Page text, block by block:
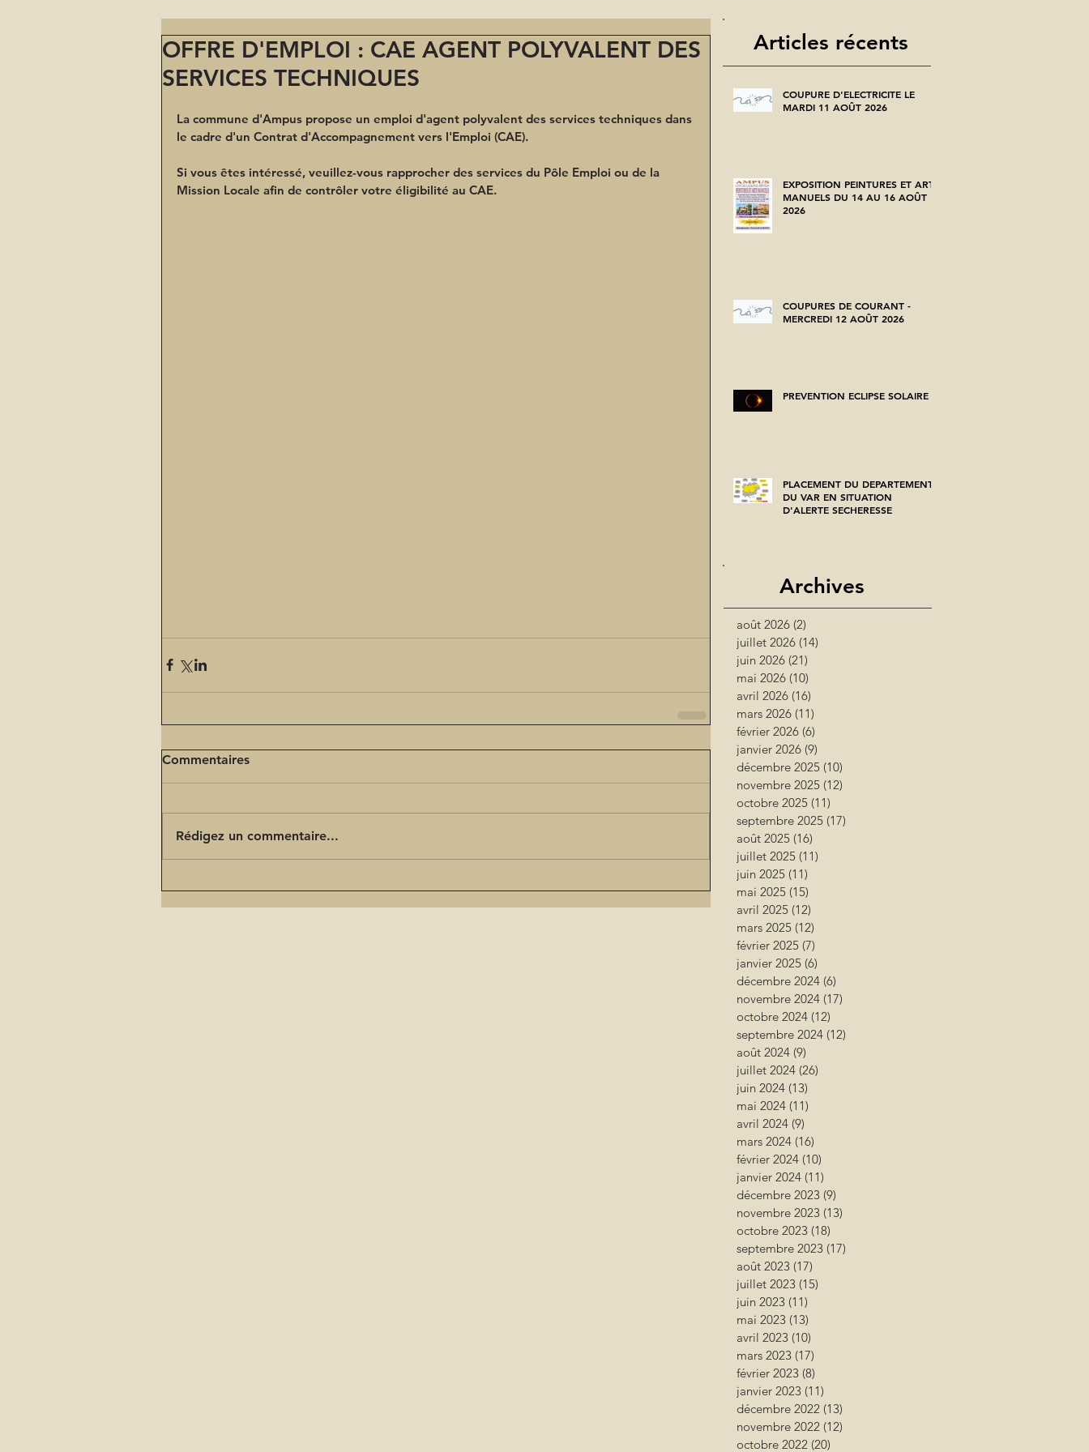
OFFRE D'EMPLOI : CAE AGENT POLYVALENT DES
SERVICES TECHNIQUES
La commune d'Ampus propose un emploi d'agent polyvalent des services techniques dans
le cadre d'un Contrat d'Accompagnement vers l'Emploi (CAE).
Si vous êtes intéressé, veuillez-vous rapprocher des services du Pôle Emploi ou de la
Mission Locale afin de contrôler votre éligibilité au CAE.
Commentaires
Rédigez un commentaire...
Articles récents
COUPURE D'ELECTRICITE LE
MARDI 11 AOÛT 2026
EXPOSITION PEINTURES ET ARTS
MANUELS DU 14 AU 16 AOÛT
2026
COUPURES DE COURANT -
MERCREDI 12 AOÛT 2026
PREVENTION ECLIPSE SOLAIRE
PLACEMENT DU DEPARTEMENT
DU VAR EN SITUATION
D'ALERTE SECHERESSE
Archives
août 2026 (2)
juillet 2026 (14)
juin 2026 (21)
mai 2026 (10)
avril 2026 (16)
mars 2026 (11)
février 2026 (6)
janvier 2026 (9)
décembre 2025 (10)
novembre 2025 (12)
octobre 2025 (11)
septembre 2025 (17)
août 2025 (16)
juillet 2025 (11)
juin 2025 (11)
mai 2025 (15)
avril 2025 (12)
mars 2025 (12)
février 2025 (7)
janvier 2025 (6)
décembre 2024 (6)
novembre 2024 (17)
octobre 2024 (12)
septembre 2024 (12)
août 2024 (9)
juillet 2024 (26)
juin 2024 (13)
mai 2024 (11)
avril 2024 (9)
mars 2024 (16)
février 2024 (10)
janvier 2024 (11)
décembre 2023 (9)
novembre 2023 (13)
octobre 2023 (18)
septembre 2023 (17)
août 2023 (17)
juillet 2023 (15)
juin 2023 (11)
mai 2023 (13)
avril 2023 (10)
mars 2023 (17)
février 2023 (8)
janvier 2023 (11)
décembre 2022 (13)
novembre 2022 (12)
octobre 2022 (20)